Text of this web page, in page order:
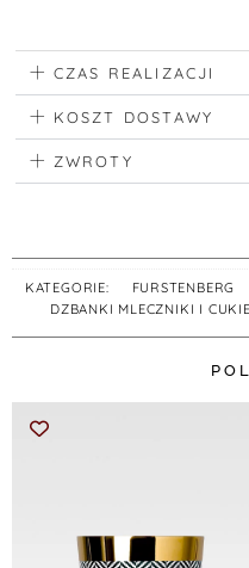
CZAS REALIZACJI
KOSZT DOSTAWY
ZWROTY
KATEGORIE: FURSTENBERG
DZBANKI MLECZNIKI I